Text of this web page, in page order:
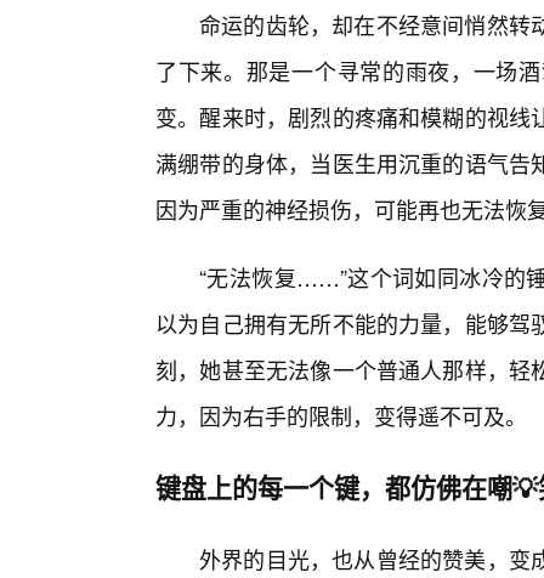
命运的齿轮，却在不经意间悄然转
了下来。那是一个寻常的雨夜，一场
变。醒来时，剧烈的疼痛和模糊的视
满绷带的身体，当医生用沉重的语气
因为严重的神经损伤，可能再也无法恢
“无法恢复……”这个词如同冰冷的
以为自己拥有无所不能的力量，能够
刻，她甚至无法像一个普通人那样，
力，因为右手的限制，变得遥不可及。
键盘上的每一个键，都仿佛在嘲
外界的目光，也从曾经的赞美，变